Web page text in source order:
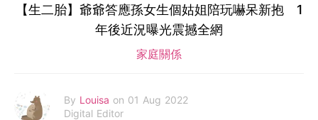
【生二胎】爺爺答應孫女生個姑姐陪玩嚇呆新抱 1
年後近況曝光震撼全網
家庭關係
By Louisa on 01 Aug 2022
Digital Editor